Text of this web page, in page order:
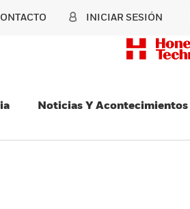
INICIAR SESIÓN
Noticias Y Acontecimientos